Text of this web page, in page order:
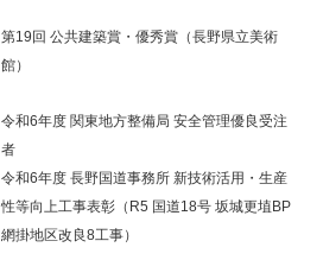
第19回 公共建築賞・優秀賞（長野県立美術
館）
令和6年度 関東地方整備局 安全管理優良受注
者
令和6年度 長野国道事務所 新技術活用・生産
性等向上工事表彰（R5 国道18号 坂城更埴BP
網掛地区改良8工事）